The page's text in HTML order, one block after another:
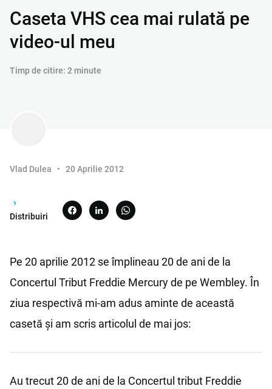
Caseta VHS cea mai rulată pe
video-ul meu
Timp de citire: 2 minute
Vlad Dulea 20 Aprilie 2012
Distribuiri
Pe 20 aprilie 2012 se împlineau 20 de ani de la
Concertul Tribut Freddie Mercury de pe Wembley. În
ziua respectivă mi-am adus aminte de această
casetă și am scris articolul de mai jos:
Au trecut 20 de ani de la Concertul tribut Freddie